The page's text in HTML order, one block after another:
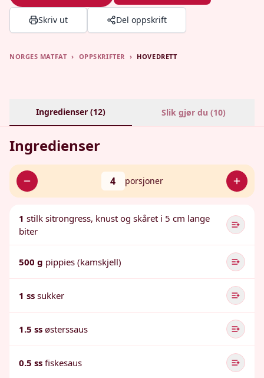
Skriv ut Del oppskrift
NORGES MATFAT › OPPSKRIFTER › HOVEDRETT
Ingredienser (12) Slik gjør du (10)
Ingredienser
4 porsjoner
1 stilk sitrongress, knust og skåret i 5 cm lange
biter
500 g pippies (kamskjell)
1 ss sukker
1.5 ss østerssaus
0.5 ss fiskesaus